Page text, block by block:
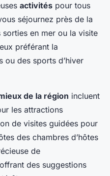
activités pour tous
séjournez près de la
sorties en mer ou la visite
préférant la
ou des sports d’hiver
de la région incluent
les attractions
de visites guidées pour
des chambres d’hôtes
de
des suggestions